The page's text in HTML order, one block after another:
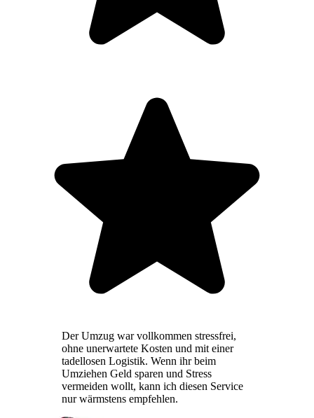
Der Umzug war vollkommen stressfrei,
ohne unerwartete Kosten und mit einer
tadellosen Logistik. Wenn ihr beim
Umziehen Geld sparen und Stress
vermeiden wollt, kann ich diesen Service
nur wärmstens empfehlen.